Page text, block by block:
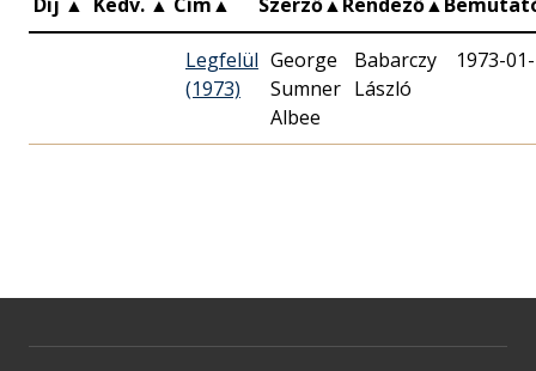
Legfelül
(1973)
George
Sumner
Albee
Babarczy
László
1973-